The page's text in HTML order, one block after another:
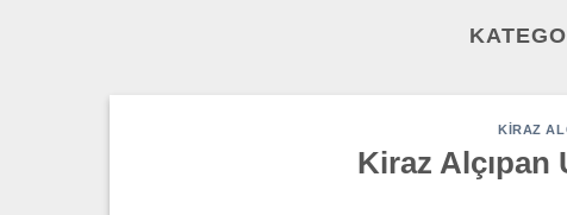
KIRAZ
Kiraz Alçıpan